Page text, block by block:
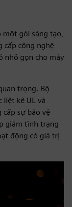
một gói sáng tạo,
cấp công nghệ
nhỏ gọn cho máy
trọng. Bộ
liệt kê UL và
cấp sự bảo vệ
giảm tình trạng
động có giá trị